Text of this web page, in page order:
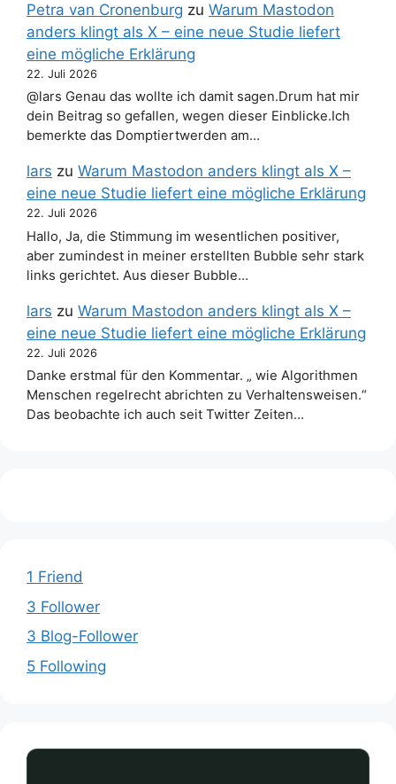
Petra van Cronenburg zu Warum Mastodon
anders klingt als X – eine neue Studie liefert
eine mögliche Erklärung
22. Juli 2026
@lars Genau das wollte ich damit sagen.Drum hat mir
dein Beitrag so gefallen, wegen dieser Einblicke.Ich
bemerkte das Domptiertwerden am…
lars zu Warum Mastodon anders klingt als X –
eine neue Studie liefert eine mögliche Erklärung
22. Juli 2026
Hallo, Ja, die Stimmung im wesentlichen positiver,
aber zumindest in meiner erstellten Bubble sehr stark
links gerichtet. Aus dieser Bubble…
lars zu Warum Mastodon anders klingt als X –
eine neue Studie liefert eine mögliche Erklärung
22. Juli 2026
Danke erstmal für den Kommentar. „ wie Algorithmen
Menschen regelrecht abrichten zu Verhaltensweisen.“
Das beobachte ich auch seit Twitter Zeiten…
1 Friend
3 Follower
3 Blog-Follower
5 Following